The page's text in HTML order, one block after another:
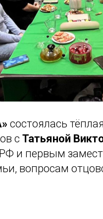
состоялась
с Татьяной
и первым
вопросам